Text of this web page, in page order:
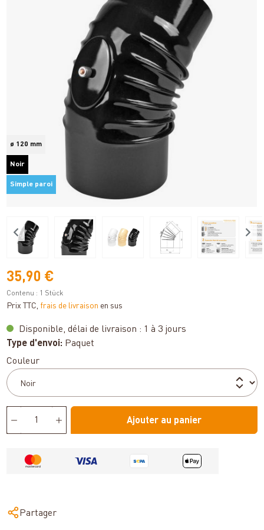
ø 120 mm
Noir
Simple paroi
35,90 €
Contenu : 1 Stück
Prix TTC, frais de livraison en sus
Disponible, délai de livraison : 1 à 3 jours
Type d'envoi: Paquet
Sélectionnez
Couleur
Ajouter au panier
Partager